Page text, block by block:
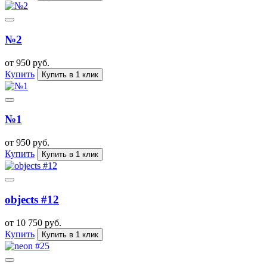
№2
от 950 руб.
Купить
Купить в 1 клик
№1
от 950 руб.
Купить
Купить в 1 клик
objects #12
от 10 750 руб.
Купить
Купить в 1 клик